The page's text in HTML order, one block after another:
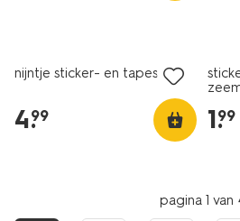
nijntje sticker- en tapeset
4.
99 1.
99
pagina 1 van